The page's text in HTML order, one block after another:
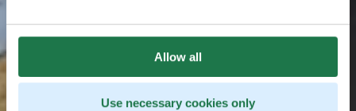
Allow all
Use necessary cookies only